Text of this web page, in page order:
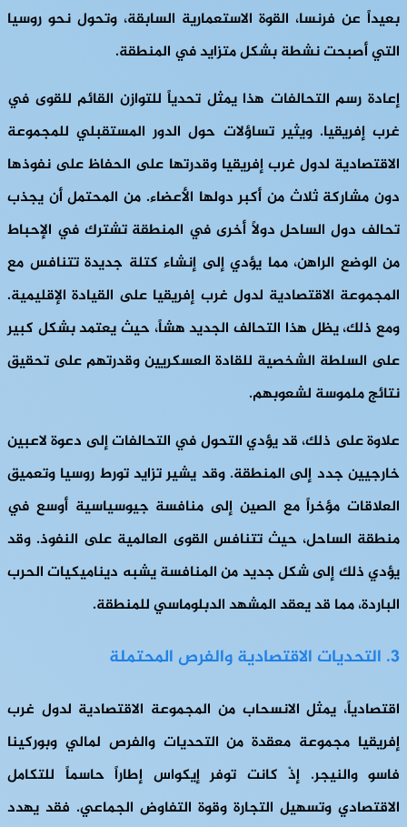
بعيداً عن فرنسا، القوة الاستعمارية السابقة، وتحول نحو روسيا
التي أصبحت نشطة بشكل متزايد في المنطقة.
إعادة رسم التحالفات هذا يمثل تحدياً للتوازن القائم للقوى في
غرب إفريقيا. ويثير تساؤلات حول الدور المستقبلي للمجموعة
الاقتصادية لدول غرب إفريقيا وقدرتها على الحفاظ على نفوذها
دون مشاركة ثلاث من أكبر دولها الأعضاء. من المحتمل أن يجذب
تحالف دول الساحل دولاً أخرى في المنطقة تشترك في الإحباط
من الوضع الراهن، مما يؤدي إلى إنشاء كتلة جديدة تتنافس مع
المجموعة الاقتصادية لدول غرب إفريقيا على القيادة الإقليمية.
ومع ذلك، يظل هذا التحالف الجديد هشاً، حيث يعتمد بشكل كبير
على السلطة الشخصية للقادة العسكريين وقدرتهم على تحقيق
نتائج ملموسة لشعوبهم.
علاوة على ذلك، قد يؤدي التحول في التحالفات إلى دعوة لاعبين
خارجيين جدد إلى المنطقة. وقد يشير تزايد تورط روسيا وتعميق
العلاقات مؤخراً مع الصين إلى منافسة جيوسياسية أوسع في
منطقة الساحل، حيث تتنافس القوى العالمية على النفوذ. وقد
يؤدي ذلك إلى شكل جديد من المنافسة يشبه ديناميكيات الحرب
الباردة، مما قد يعقد المشهد الدبلوماسي للمنطقة.
3. التحديات الاقتصادية والفرص المحتملة
اقتصادياً، يمثل الانسحاب من المجموعة الاقتصادية لدول غرب
إفريقيا مجموعة معقدة من التحديات والفرص لمالي وبوركينا
فاسو والنيجر. إذْ كانت توفر إيكواس إطاراً حاسماً للتكامل
الاقتصادي وتسهيل التجارة وقوة التفاوض الجماعي. فقد يهدد